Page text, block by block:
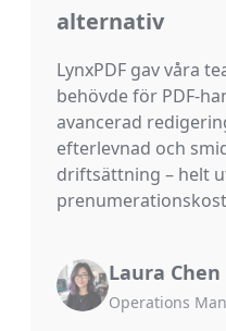
alternativ
LynxPDF gav våra
behövde för PDF-
avancerad
efterlevnad och
driftsättning – helt
Laura Chen
Operations